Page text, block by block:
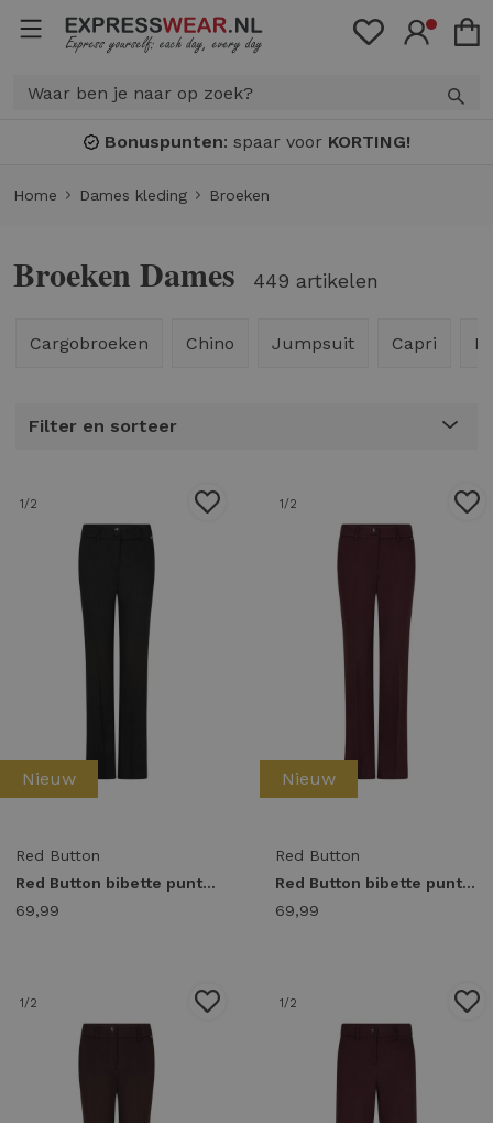
Bonuspunten: spaar voor KORTING!
Home Dames kleding Broeken
Broeken Dames 449 artikelen
Cargobroeken Chino Jumpsuit Capri
Filter en sorteer
1/2
Nieuw
Red Button
Red Button bibette punta l33 srb5019 Broek black-l33
69,99
1/2
Nieuw
Red Button
Red Button bibette punta l33 srb5019 Broek burgundy-l33
69,99
1/2 1/2